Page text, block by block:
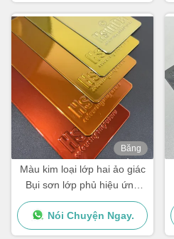
Băng
hình
Màu kim loại lớp hai ảo giác
Bụi sơn lớp phủ hiệu ứng
Chrome
Nói Chuyện Ngay.